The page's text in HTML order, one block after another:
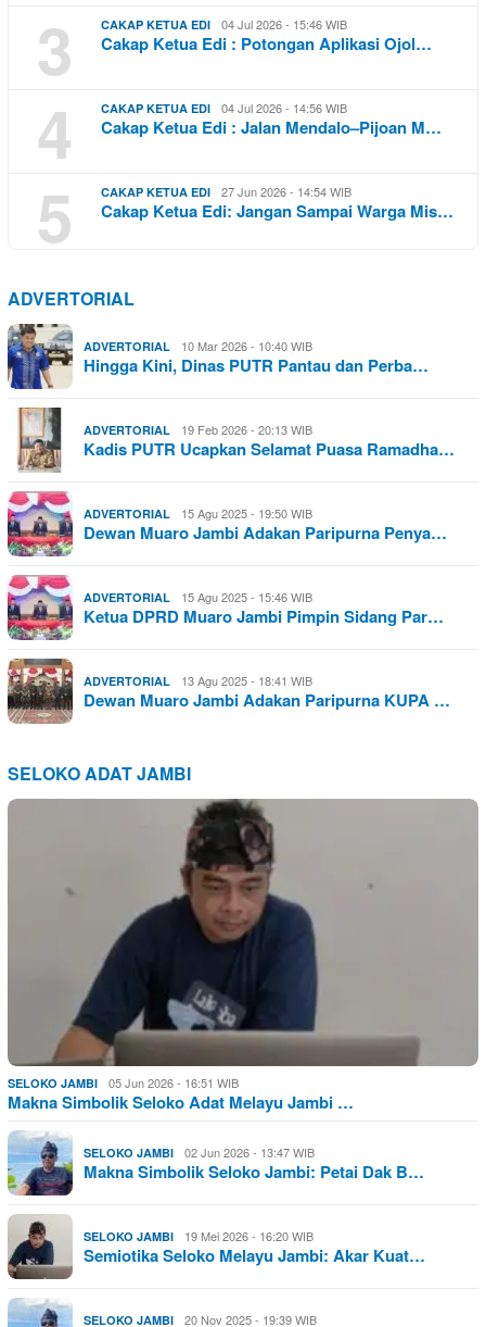
3 CAKAP KETUA EDI 04 Jul 2026 - 15:46 WIB
Cakap Ketua Edi : Potongan Aplikasi Ojol…
4 CAKAP KETUA EDI 04 Jul 2026 - 14:56 WIB
Cakap Ketua Edi : Jalan Mendalo–Pijoan M…
5 CAKAP KETUA EDI 27 Jun 2026 - 14:54 WIB
Cakap Ketua Edi: Jangan Sampai Warga Mis…
ADVERTORIAL
ADVERTORIAL 10 Mar 2026 - 10:40 WIB
Hingga Kini, Dinas PUTR Pantau dan Perba…
ADVERTORIAL 19 Feb 2026 - 20:13 WIB
Kadis PUTR Ucapkan Selamat Puasa Ramadha…
ADVERTORIAL 15 Agu 2025 - 19:50 WIB
Dewan Muaro Jambi Adakan Paripurna Penya…
ADVERTORIAL 15 Agu 2025 - 15:46 WIB
Ketua DPRD Muaro Jambi Pimpin Sidang Par…
ADVERTORIAL 13 Agu 2025 - 18:41 WIB
Dewan Muaro Jambi Adakan Paripurna KUPA …
SELOKO ADAT JAMBI
SELOKO JAMBI 05 Jun 2026 - 16:51 WIB
Makna Simbolik Seloko Adat Melayu Jambi …
SELOKO JAMBI 02 Jun 2026 - 13:47 WIB
Makna Simbolik Seloko Jambi: Petai Dak B…
SELOKO JAMBI 19 Mei 2026 - 16:20 WIB
Semiotika Seloko Melayu Jambi: Akar Kuat…
SELOKO JAMBI 20 Nov 2025 - 19:39 WIB